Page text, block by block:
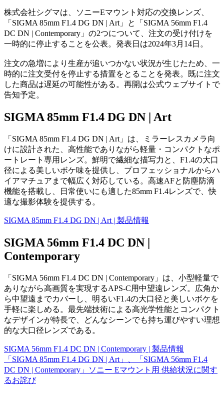
株式会社シグマは、ソニーEマウント対応の交換レンズ、
「SIGMA 85mm F1.4 DG DN | Art」と「SIGMA 56mm F1.4
DC DN | Contemporary」の2つについて、注文の受け付けを
一時的に停止することを公表。発表日は2024年3月14日。
注文の急増により生産が追いつかない状況が生じたため、一
時的に注文受付を停止する措置をとることを発表。既に注文
した商品は遅延の可能性がある。再開は公式ウェブサイトで
告知予定。
SIGMA 85mm F1.4 DG DN | Art
「SIGMA 85mm F1.4 DG DN | Art」は、ミラーレスカメラ向
けに設計された、高性能でありながら軽量・コンパクトなポ
ートレート専用レンズ。鮮明で繊細な描写力と、F1.4の大口
径による美しいボケ味を提供し、プロフェッショナルからハ
イアマチュアまで幅広く対応している。高速AFと防塵防滴
機能を搭載し、日常使いにも適した85mm F1.4レンズで、快
適な撮影体験を提供する。
SIGMA 85mm F1.4 DG DN | Art | 製品情報
SIGMA 56mm F1.4 DC DN |
Contemporary
「SIGMA 56mm F1.4 DC DN | Contemporary」は、小型軽量で
ありながら高画質を実現するAPS-C用中望遠レンズ。広角か
ら中望遠までカバーし、明るいF1.4の大口径と美しいボケを
手軽に楽しめる。最先端技術による高光学性能とコンパクト
なデザインが特長で、どんなシーンでも持ち運びやすい理想
的な大口径レンズである。
SIGMA 56mm F1.4 DC DN | Contemporary | 製品情報
「SIGMA 85mm F1.4 DG DN | Art」、「SIGMA 56mm F1.4
DC DN | Contemporary」ソニー Eマウント用 供給状況に関す
るお詫び